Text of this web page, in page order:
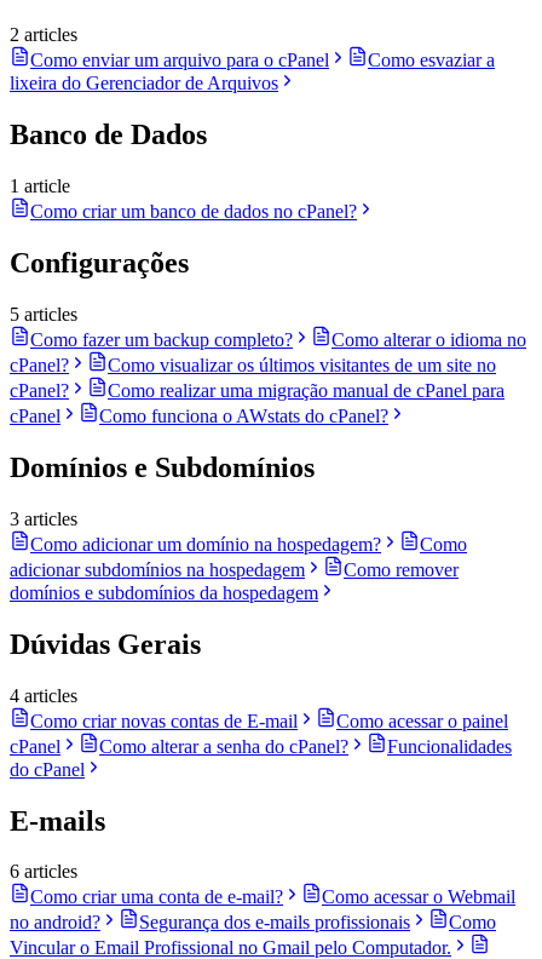
2 articles
Como enviar um arquivo para o cPanel
Como esvaziar a
lixeira do Gerenciador de Arquivos
Banco de Dados
1 article
Como criar um banco de dados no cPanel?
Configurações
5 articles
Como fazer um backup completo?
Como alterar o idioma no
cPanel?
Como visualizar os últimos visitantes de um site no
cPanel?
Como realizar uma migração manual de cPanel para
cPanel
Como funciona o AWstats do cPanel?
Domínios e Subdomínios
3 articles
Como adicionar um domínio na hospedagem?
Como
adicionar subdomínios na hospedagem
Como remover
domínios e subdomínios da hospedagem
Dúvidas Gerais
4 articles
Como criar novas contas de E-mail
Como acessar o painel
cPanel
Como alterar a senha do cPanel?
Funcionalidades
do cPanel
E-mails
6 articles
Como criar uma conta de e-mail?
Como acessar o Webmail
no android?
Segurança dos e-mails profissionais
Como
Vincular o Email Profissional no Gmail pelo Computador.